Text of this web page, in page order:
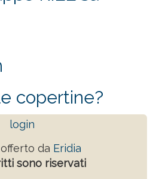
copertine?
login
da Eridia
sono riservati